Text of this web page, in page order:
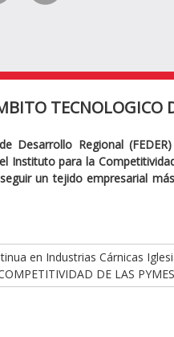
TECNOLOGICO
Desarrollo Regional
Instituto para la
un tejido empresarial
en Industrias Cárnicas
DE LAS